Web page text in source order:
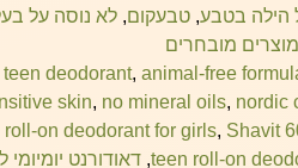
הילה בטבע, טבעקום, לא נוסה על
מוצרים מובחרים
deodorant, animal-free
skin, no mineral oils, nordic
roll-on deodorant for girls, Shavit
teen roll-on
, דאודורנט יומיומי